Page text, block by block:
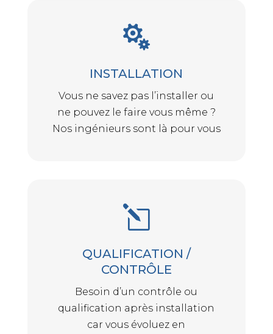

INSTALLATION
Vous ne savez pas l’installer ou
ne pouvez le faire vous même ?
Nos ingénieurs sont là pour vous
l
QUALIFICATION /
CONTRÔLE
Besoin d’un contrôle ou
qualification après installation
car vous évoluez en